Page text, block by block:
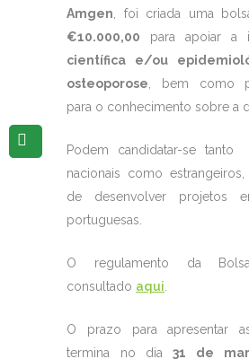
Amgen , foi criada uma
€10.000,00 para apoiar a i
científica e/ou
osteoporose , bem como
para o conhecimento sobre a
Podem candidatar-se tanto
nacionais como
de desenvolver projetos
portuguesas.
O regulamento da
consultado aqui
O prazo para apresentar
termina no dia 31 de